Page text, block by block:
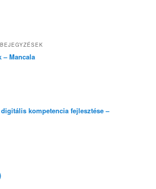
– Mancala
kompetencia fejlesztése –